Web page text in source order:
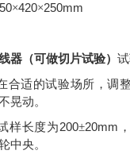
×420×250mm
器（可做切片试验）
合适的试验场所，调
晃动。
样长度为200±20mm
中央。